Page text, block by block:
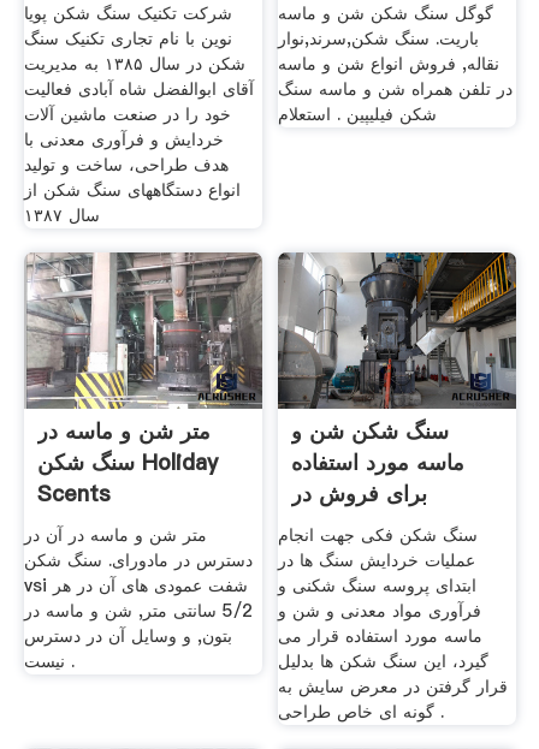
شرکت تکنیک سنگ شکن پویا
نوین با نام تجاری تکنیک سنگ
شکن در سال ۱۳۸۵ به مدیریت
آقای ابوالفضل شاه آبادی فعالیت
خود را در صنعت ماشین آلات
خردایش و فرآوری معدنی با
هدف طراحی، ساخت و تولید
انواع دستگاههای سنگ شکن از
سال ۱۳۸۷
گوگل سنگ شکن شن و ماسه
باریت. سنگ شکن,سرند,نوار
نقاله, فروش انواع شن و ماسه
در تلفن همراه شن و ماسه سنگ
شکن فیلیپین . استعلام
متر شن و ماسه در
سنگ شکن Holiday
Scents
متر شن و ماسه در آن در
دسترس در مادورای. سنگ شکن
vsi شفت عمودی های آن در هر
5/2 سانتی متر, شن و ماسه در
بتون, و وسایل آن در دسترس
نیست .
سنگ شکن شن و
ماسه مورد استفاده
برای فروش در
انگلستان
سنگ شکن فکی جهت انجام
عملیات خردایش سنگ ها در
ابتدای پروسه سنگ شکنی و
فرآوری مواد معدنی و شن و
ماسه مورد استفاده قرار می
گیرد، این سنگ شکن ها بدلیل
قرار گرفتن در معرض سایش به
گونه ای خاص طراحی .